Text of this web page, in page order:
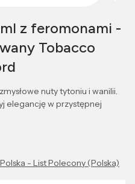
z feromonami -
Tobacco
nuty tytoniu i wanilii.
elegancję w przystępnej
- List Polecony (Polska)